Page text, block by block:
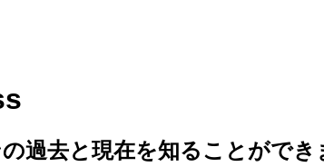
過去と現在を知ることができ